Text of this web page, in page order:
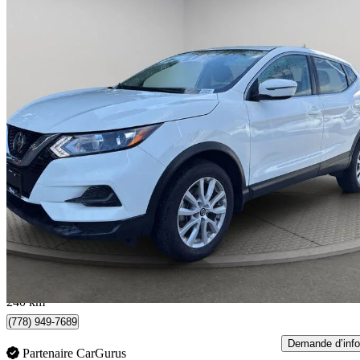
2023 Nissan Qashqai
S AWD
19 997 $ Affaire
351 $/mois env.
240 km
(778) 949-7689
Partenaire CarGurus
Demande d’info